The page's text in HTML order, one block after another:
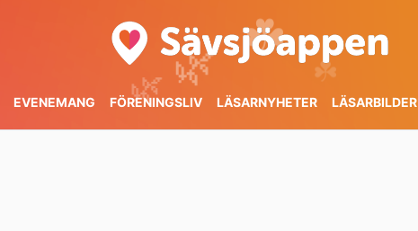
🌿 🌿
☘️
☘️
EVENEMANG FÖRENINGSLIV LÄSARNYHETER LÄSARBILDER